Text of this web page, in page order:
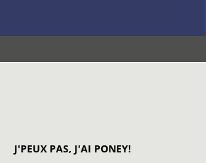
J'PEUX PAS, J'AI PONEY!